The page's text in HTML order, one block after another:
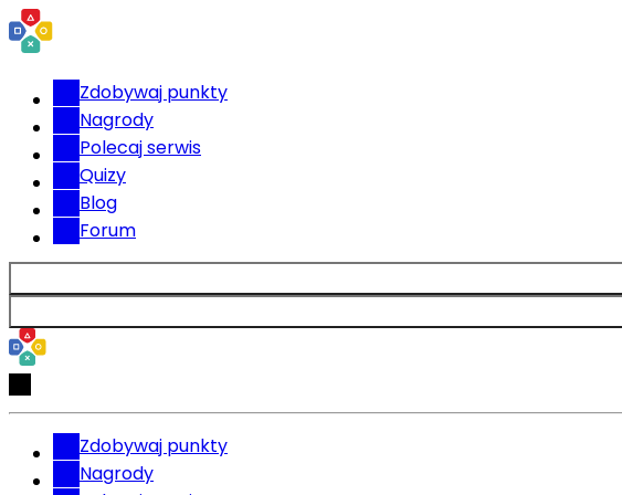
Zdobywaj punkty
Nagrody
Polecaj serwis
Quizy
Blog
Forum
Zdobywaj punkty
Nagrody